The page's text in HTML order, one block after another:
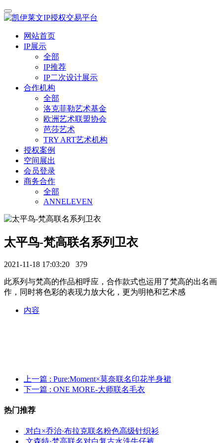
网站首页
IP展示
全部
IP推荐
IP二次设计展示
合作机构
全部
洛克菲勒艺术基金
欧洲艺术联盟协会
芭莎艺术
TRY ART艺术机构
授权案例
空间展出
会员登录
商务合作
全部
ANNELEVEN
太平鸟-梵高联名系列卫衣
2021-11-18 17:03:20 379
此系列与梵高的作品相呼应，合作款式也运用了梵高的出名画
作，同时将色彩的表现力放大化，更为明艳和艺术感
内容
上一篇 : Pure:Moment×莫奈联名印花半身裙
下一篇 : ONE MORE-大师联名毛衣
热门推荐
对白×乔治·布拉克联名粉色高级针织衫